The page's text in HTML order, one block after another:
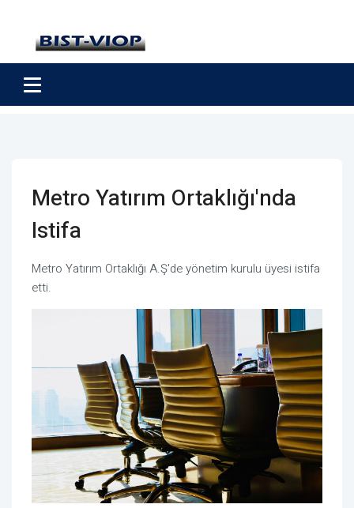
Metro Yatırım Ortaklığı'nda
Istifa
Metro Yatırım Ortaklığı A.Ş'de yönetim kurulu üyesi istifa
etti.